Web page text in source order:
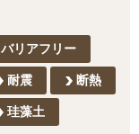
バリアフリー
耐震 断熱
珪藻土